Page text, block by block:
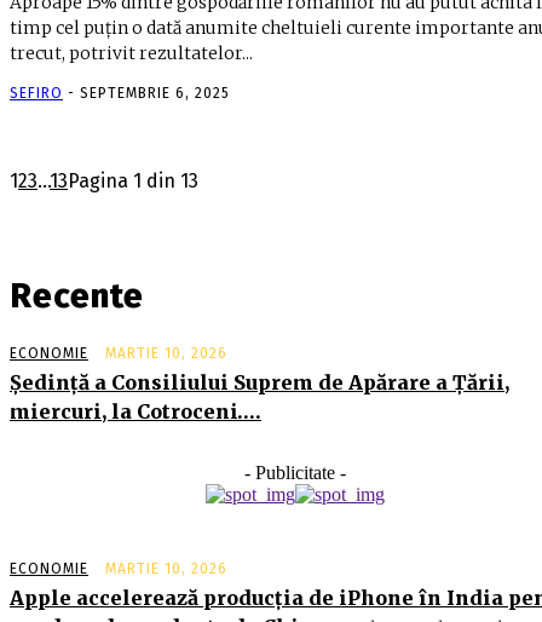
timp cel puțin o dată anumite cheltuieli curente importante
trecut, potrivit rezultatelor...
SEFIRO - SEPTEMBRIE 6, 2025
123...13Pagina 1 din 13
Recente
ECONOMIE MARTIE 10, 2026
Şedinţă a Consiliului Suprem de Apărare a Ţării,
miercuri, la Cotroceni….
- Publicitate -
ECONOMIE MARTIE 10, 2026
Apple accelerează producția de iPhone în India